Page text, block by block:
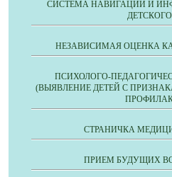
СИСТЕМА НАВИГАЦИИ И
НЕЗАВИСИМАЯ ОЦЕНКА
ПСИХОЛОГО-
(ВЫЯВЛЕНИЕ ДЕТЕЙ С
СТРАНИЧКА
ПРИЕМ БУДУЩИХ